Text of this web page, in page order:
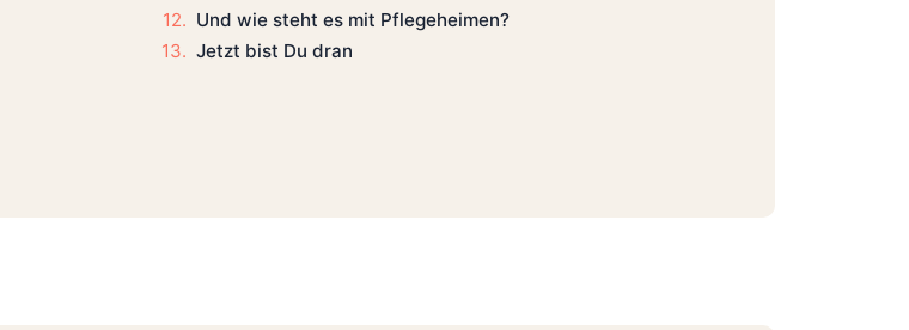
Und wie steht es mit Pflegeheimen?
Jetzt bist Du dran